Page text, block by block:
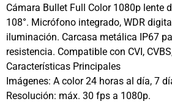
Cámara Bullet Full Color 1080p lente
108°. Micrófono integrado, WDR
iluminación. Carcasa metálica IP67
resistencia. Compatible con CVI,
Características Principales
Imágenes: A color 24 horas al día, 7
Resolución: máx. 30 fps a 1080p.